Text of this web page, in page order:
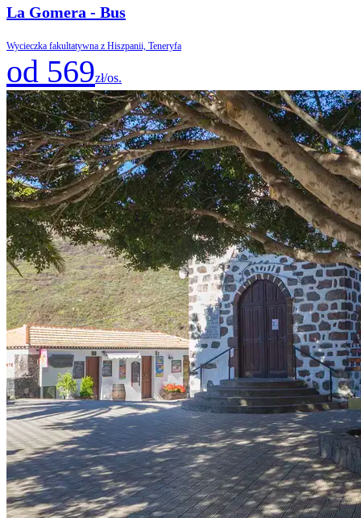
La Gomera - Bus
Wycieczka fakultatywna z Hiszpanii, Teneryfa
od 569zł/os.